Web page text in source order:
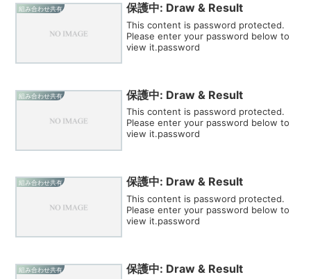
組み合わせ共有 保護中: Draw & Result
This content is password protected.
Please enter your password below to
view it.password
組み合わせ共有 保護中: Draw & Result
This content is password protected.
Please enter your password below to
view it.password
組み合わせ共有 保護中: Draw & Result
This content is password protected.
Please enter your password below to
view it.password
組み合わせ共有 保護中: Draw & Result